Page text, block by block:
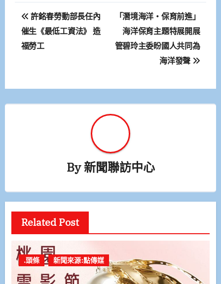
文
章
導
許銘春勞動部長任內
催生《最低工資法》 造
福勞工
「潛境海洋‧保育前進」
海洋保育主題特展開展
管碧玲主委盼國人共同為
海洋發聲
By新聞聯訪中心
Related Post
.頭條 新聞來源:點傳媒